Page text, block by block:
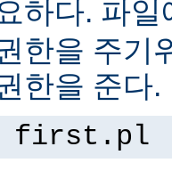
하다. 파
한을 주기
한을 준다.
first.pl